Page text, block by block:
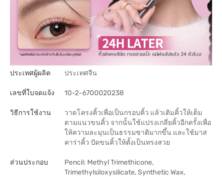
ประเทศผู้ผลิต ประเทศจีน
เลขที่ใบจดแจ้ง 10-2-6700020238
วิธีการใช้งาน
วาดโครงคิ้วเพื่อเป็นกรอบคิ้ว แล้วเติมคิ้วให้เต็ม
ตามแนวขนคิ้ว จากนั้นใช้แปรงเกลี่ยคิ้วอีกครั้งเพื่อ
ให้ความละมุนเป็นธรรมชาติมากขึ้น และใช้มาส
คาร่าคิ้ว ปัดขนคิ้วให้ตั้งเป็นทรงสวย
ส่วนประกอบ
Pencil: Methyl Trimethicone,
Trimethylsiloxysilicate, Synthetic Wax,